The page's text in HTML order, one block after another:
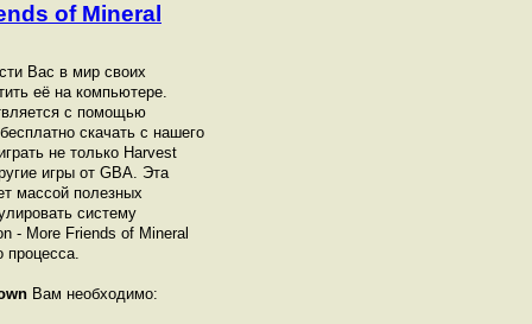
of Mineral
Вас в мир своих
её на компьютере.
с помощью
скачать с нашего
не только Harvest
игры от GBА. Эта
массой полезных
систему
- More Friends of Mineral
процесса.
Вам необходимо: